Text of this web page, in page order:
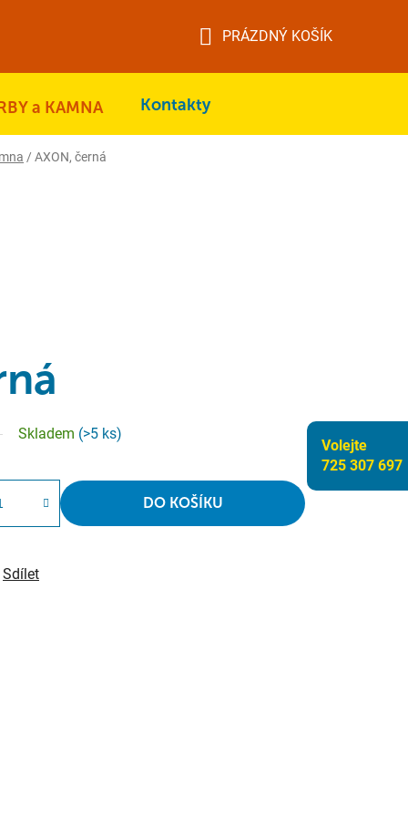
Volejte
725 307 697
KOŠÍK
PRÁZDNÝ KOŠÍK
a KAMNA Kontakty
/ AXON, černá
Skladem (>5 ks)
DO KOŠÍKU
Sdílet